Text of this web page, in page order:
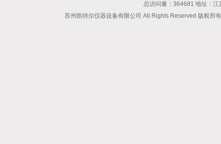
总访问量：364681 地址：
苏州凯特尔仪器设备有限公司 All Rights Reserved 版权所